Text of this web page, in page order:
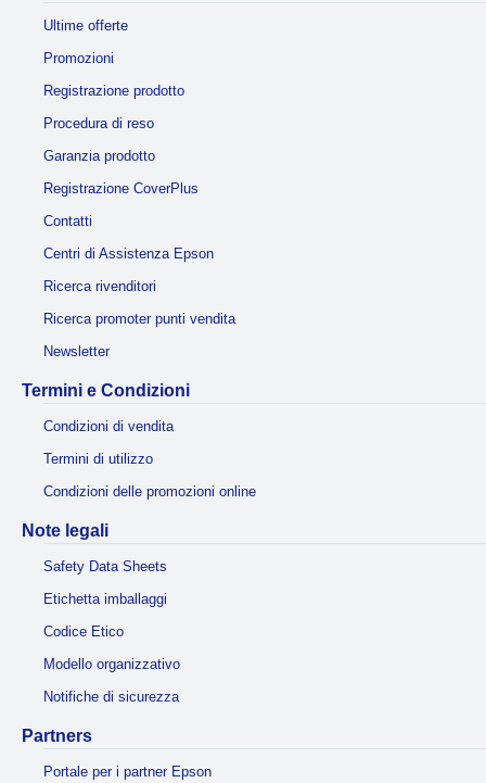
Ultime offerte
Promozioni
Registrazione prodotto
Procedura di reso
Garanzia prodotto
Registrazione CoverPlus
Contatti
Centri di Assistenza Epson
Ricerca rivenditori
Ricerca promoter punti vendita
Newsletter
Termini e Condizioni
Condizioni di vendita
Termini di utilizzo
Condizioni delle promozioni online
Note legali
Safety Data Sheets
Etichetta imballaggi
Codice Etico
Modello organizzativo
Notifiche di sicurezza
Partners
Portale per i partner Epson